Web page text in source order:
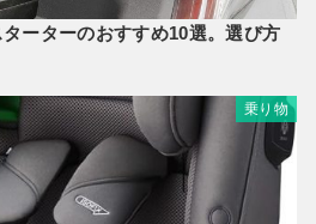
ターターのおすすめ10選。選び方
乗り物